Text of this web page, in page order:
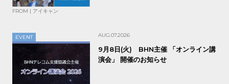
FROM | アイキャン
EVENT AUG.07.2026
9月8日(火) BHN主催 「オンライン講
演会」 開催のお知らせ